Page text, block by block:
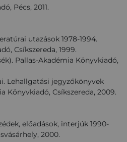
Pécs, 2011.
utazások 1978-1994.
Csíkszereda, 1999.
Pallas-Akadémia Könyvkiadó,
Lehallgatási jegyzőkönyvek
Könyvkiadó, Csíkszereda, 2009.
előadások, interjúk 1990-
2000.